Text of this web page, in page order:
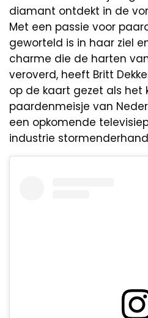
diamant ontdekt in de
Met een passie voor
geworteld is in haar ziel
charme die de harten
veroverd, heeft Britt
op de kaart gezet als het
paardenmeisje van
een opkomende
industrie